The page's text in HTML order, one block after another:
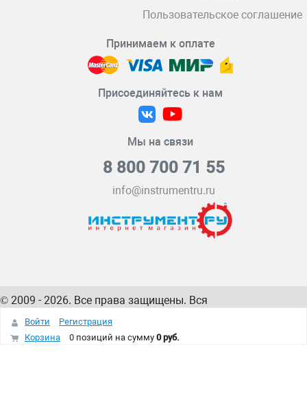
Пользовательское соглашение
Принимаем к оплате
Присоединяйтесь к нам
Мы на связи
8 800 700 71 55
info@instrumentru.ru
© 2009 - 2026. Все права защищены. Вся
информация на сайте – собственность
интернет-магазина
Войти
Регистрация
Корзина
0 позиций на сумму 0 руб.